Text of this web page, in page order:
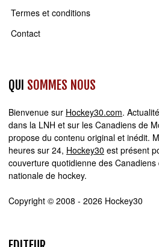
Termes et conditions
Contact
QUI SOMMES NOUS
Bienvenue sur Hockey30.com.
dans la LNH et sur les Canadiens de
propose du contenu original et inédit.
heures sur 24, Hockey30 est présent
couverture quotidienne des
nationale de hockey.
Copyright © 2008 - 2026 Hockey30